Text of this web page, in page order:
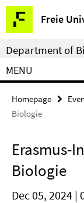
Springe
direkt
zu
Inhalt
Freie
Service
Navigation
Department of
MENU
Homepage
Biologie
Erasmus-
Biologie
Dec 05, 2024 |